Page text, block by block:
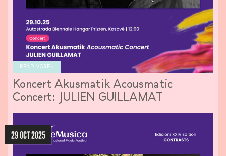
READ MORE »
Koncert Akusmatik Acousmatic
Concert: JULIEN GUILLAMAT
29 OCT 2025